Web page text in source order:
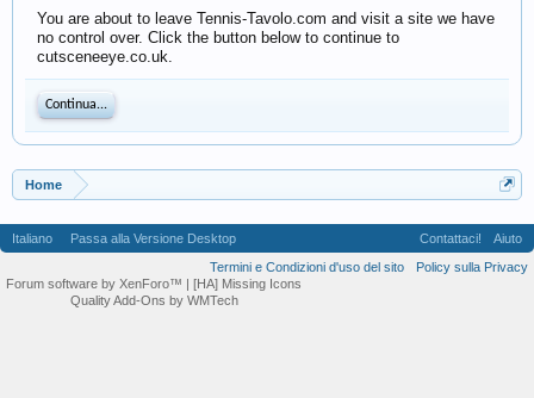
You are about to leave Tennis-Tavolo.com and visit a site we have
no control over. Click the button below to continue to
cutsceneeye.co.uk.
Continua...
Home
Italiano Passa alla Versione Desktop Contattaci!
Aiuto
Termini e Condizioni d'uso del sito
Policy sulla Privacy
Forum software by XenForo™ | [HA] Missing Icons
Quality Add-Ons by WMTech